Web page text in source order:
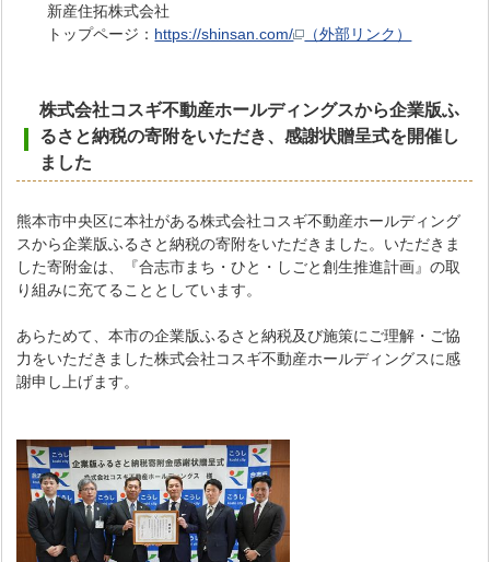
新産住拓株式会社
トップページ： https://shinsan.com/ （外部リンク）
株式会社コスギ不動産ホールディングスから企業版ふ
るさと納税の寄附をいただき、感謝状贈呈式を開催し
ました
熊本市中央区に本社がある株式会社コスギ不動産ホールディング
スから企業版ふるさと納税の寄附をいただきました。いただきま
した寄附金は、『合志市まち・ひと・しごと創生推進計画』の取
り組みに充てることとしています。
あらためて、本市の企業版ふるさと納税及び施策にご理解・ご協
力をいただきました株式会社コスギ不動産ホールディングスに感
謝申し上げます。